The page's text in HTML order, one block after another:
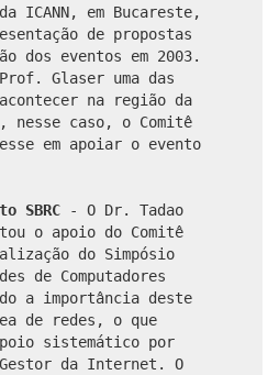
ICANN, em Bucareste,
de propostas
dos eventos em 2003.
Glaser uma das
na região da
nesse caso, o Comitê
em apoiar o evento
SBRC
- O Dr. Tadao
o apoio do Comitê
do Simpósio
de Computadores
a importância deste
de redes, o que
sistemático por
da Internet. O